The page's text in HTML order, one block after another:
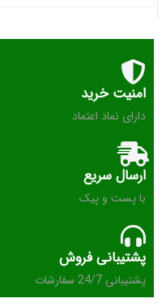
امنیت خرید
دارای نماد اعتماد
ارسال سریع
با پست و پیک
پشتیبانی فروش
پشتیبانی 24/7 سفارشات